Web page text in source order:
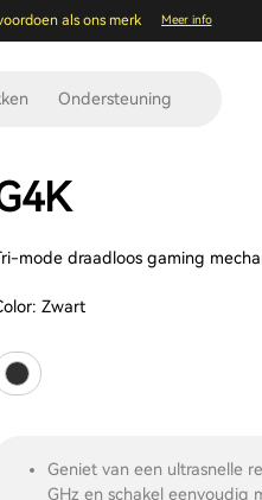
als ons merk Meer info
Ondersteuning
mode draadloos gaming
Zwart
Geniet van een ultrasnelle
GHz en schakel eenvoudig